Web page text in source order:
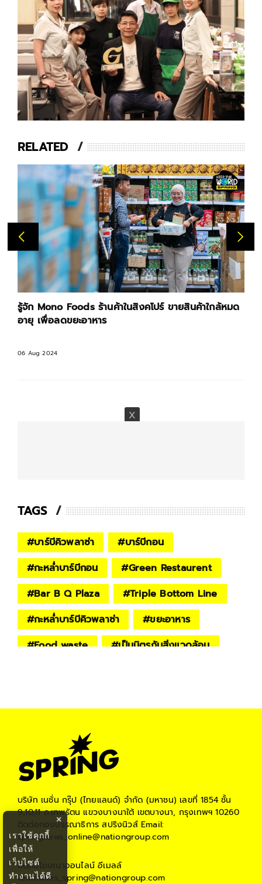
RELATED
รู้จัก Mono Foods ร้านค้าในสิงคโปร์ ขายสินค้าใกล้หมด
อายุ เพื่อลดขยะอาหาร
06 Aug 2024
TAGS
#บาร์บีคิวพลาซ่า #บาร์บีกอน
#กะหล่ำบาร์บีกอน #Green Restaurent
#Bar B Q Plaza #Triple Bottom Line
#กะหล่ำบาร์บีคิวพลาซ่า #ขยะอาหาร
#Food waste #เป็นมิตร​กับสิ่งแวดล้อม​
บริษัท เนชั่น กรุ๊ป (ไทยแลนด์) จำกัด (มหาชน) เลขที่ 1854 ชั้น
9,10,11 ถ.เทพรัตน แขวงบางนาใต้ เขตบางนา, กรุงเทพฯ 10260
ติดต่อกองบรรณาธิการ สปริงนิวส์Email:
springnews_online@nationgroup.com
ติดต่อโฆษณาออนไลน์ อีเมลล์
teamsales_spring@nationgroup.com
×
เราใช้คุกกี้
เพื่อให้
เว็บไซต์
ทำงานได้ดี